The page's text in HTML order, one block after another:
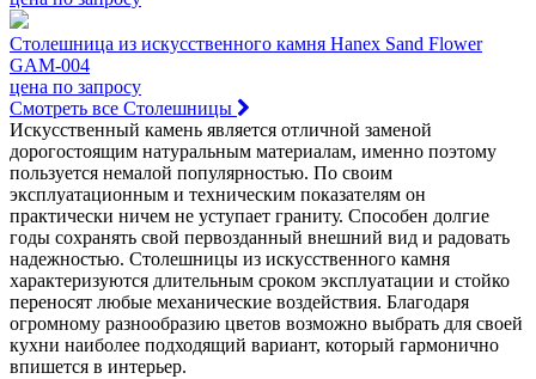
Столешница из искусственного камня Hanex Sand Flower
GAM-004
цена по запросу
Смотреть все Столешницы
Искусственный камень является отличной заменой
дорогостоящим натуральным материалам, именно поэтому
пользуется немалой популярностью. По своим
эксплуатационным и техническим показателям он
практически ничем не уступает граниту. Способен долгие
годы сохранять свой первозданный внешний вид и радовать
надежностью. Столешницы из искусственного камня
характеризуются длительным сроком эксплуатации и стойко
переносят любые механические воздействия. Благодаря
огромному разнообразию цветов возможно выбрать для своей
кухни наиболее подходящий вариант, который гармонично
впишется в интерьер.